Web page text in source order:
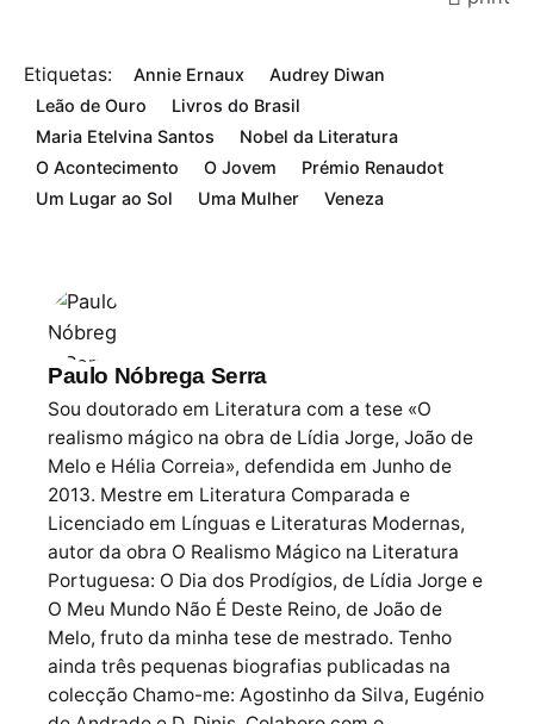
Etiquetas: Annie Ernaux
Audrey Diwan
Leão de Ouro
Livros do Brasil
Maria Etelvina Santos
Nobel da Literatura
O Acontecimento
O Jovem
Prémio Renaudot
Um Lugar ao Sol
Uma Mulher Veneza
Paulo Nóbrega Serra
Sou doutorado em Literatura com a tese «O
realismo mágico na obra de Lídia Jorge, João de
Melo e Hélia Correia», defendida em Junho de
2013. Mestre em Literatura Comparada e
Licenciado em Línguas e Literaturas Modernas,
autor da obra O Realismo Mágico na Literatura
Portuguesa: O Dia dos Prodígios, de Lídia Jorge e
O Meu Mundo Não É Deste Reino, de João de
Melo, fruto da minha tese de mestrado. Tenho
ainda três pequenas biografias publicadas na
colecção Chamo-me: Agostinho da Silva, Eugénio